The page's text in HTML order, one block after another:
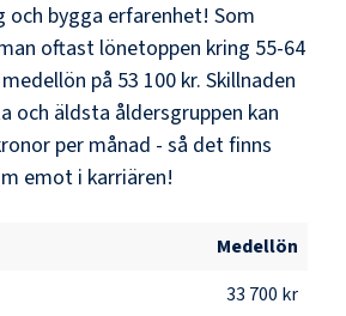
bygga erfarenhet! Som
oftast lönetoppen kring 55-64
på 53 100 kr. Skillnaden
och äldsta åldersgruppen kan
per månad - så det finns
emot i karriären!
Medellön
33 700 kr